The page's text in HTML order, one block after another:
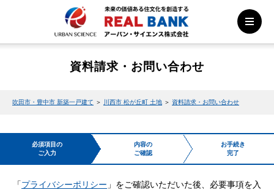
資料請求・お問い合わせ
吹田市・豊中市 新築一戸建て ＞ 川西市 松が丘町 土地 ＞ 資料請求・お問い合わせ
必須項目の
ご入力
内容の
ご確認
お手続き
完了
「プライバシーポリシー 」をご確認いただいた後、必要事項を入